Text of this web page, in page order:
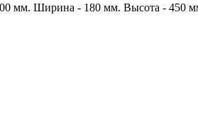
мм. Ширина - 180 мм. Высота - 450